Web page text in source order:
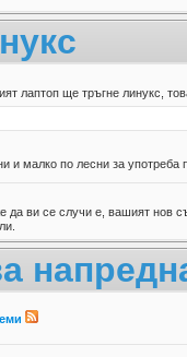
лаптоп ще тръгне линукс,
и малко по лесни за употреба
да ви се случи е, вашият нов